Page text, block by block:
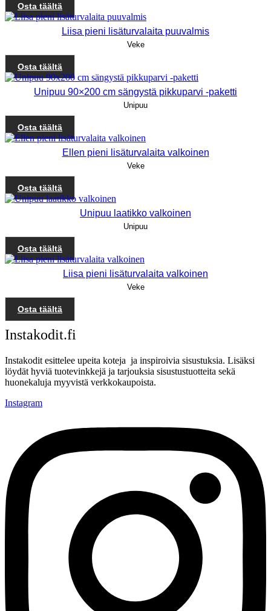
Osta täältä
Liisa pieni lisäturvalaita puuvalmis
Veke
Osta täältä
Unipuu 90×200 cm sängystä pikkuparvi -paketti
Unipuu
Osta täältä
Ellen pieni lisäturvalaita valkoinen
Veke
Osta täältä
Unipuu laatikko valkoinen
Unipuu
Osta täältä
Liisa pieni lisäturvalaita valkoinen
Veke
Osta täältä
Instakodit.fi
Instakodit esittelee upeita koteja ja inspiroivia sisustuksia. Lisäksi
löydät hyviä tuotevinkkejä ja tarjouksia sisustustuotteita sekä
huonekaluja myyvistä verkkokaupoista.
Instagram